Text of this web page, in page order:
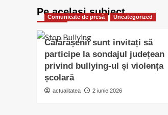
Pe acelasi subiect
Comunicate de presă Uncategorized
Călărășenii sunt invitați să
participe la sondajul județean
privind bullying-ul și violența
școlară
actualitatea 2 iunie 2026